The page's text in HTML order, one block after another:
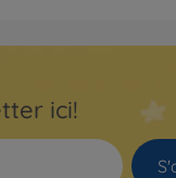
ici!